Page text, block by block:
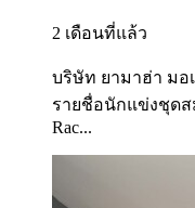
2 เดือนที่แล้ว
บริษัท ยามาฮ่า มอ
รายชื่อนักแข่งชุดส
Rac...